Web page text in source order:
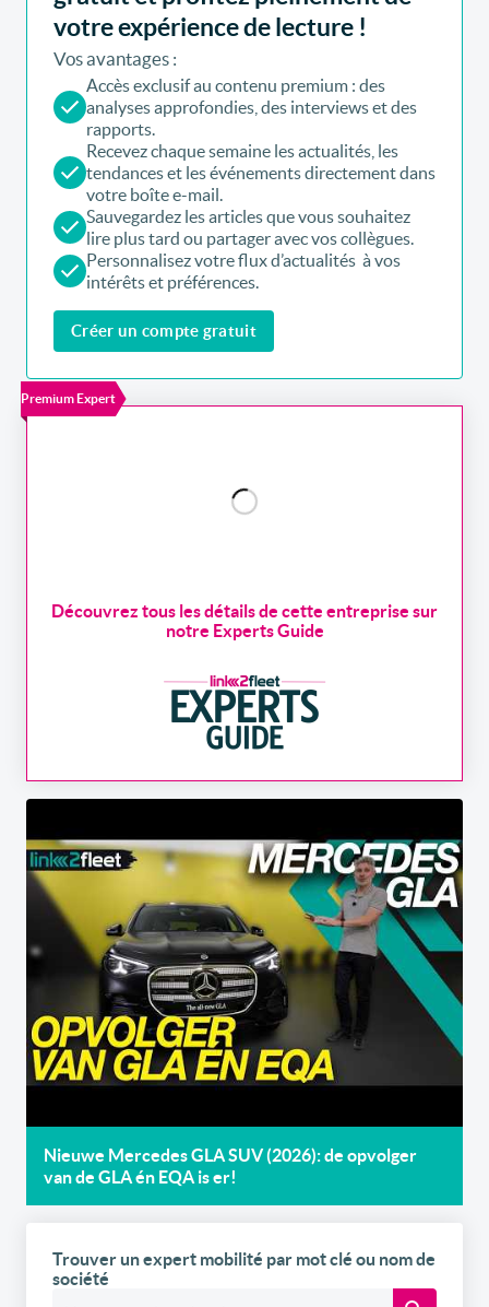
votre expérience de lecture !
Vos avantages :
Accès exclusif au contenu premium : des
analyses approfondies, des interviews et des
rapports.
Recevez chaque semaine les actualités, les
tendances et les événements directement dans
votre boîte e-mail.
Sauvegardez les articles que vous souhaitez
lire plus tard ou partager avec vos collègues.
Personnalisez votre flux d’actualités à vos
intérêts et préférences.
Créer un compte gratuit
Premium Expert
Découvrez tous les détails de cette entreprise sur
notre Experts Guide
Nieuwe Mercedes GLA SUV (2026): de opvolger
van de GLA én EQA is er!
Trouver un expert mobilité par mot clé ou nom de
société